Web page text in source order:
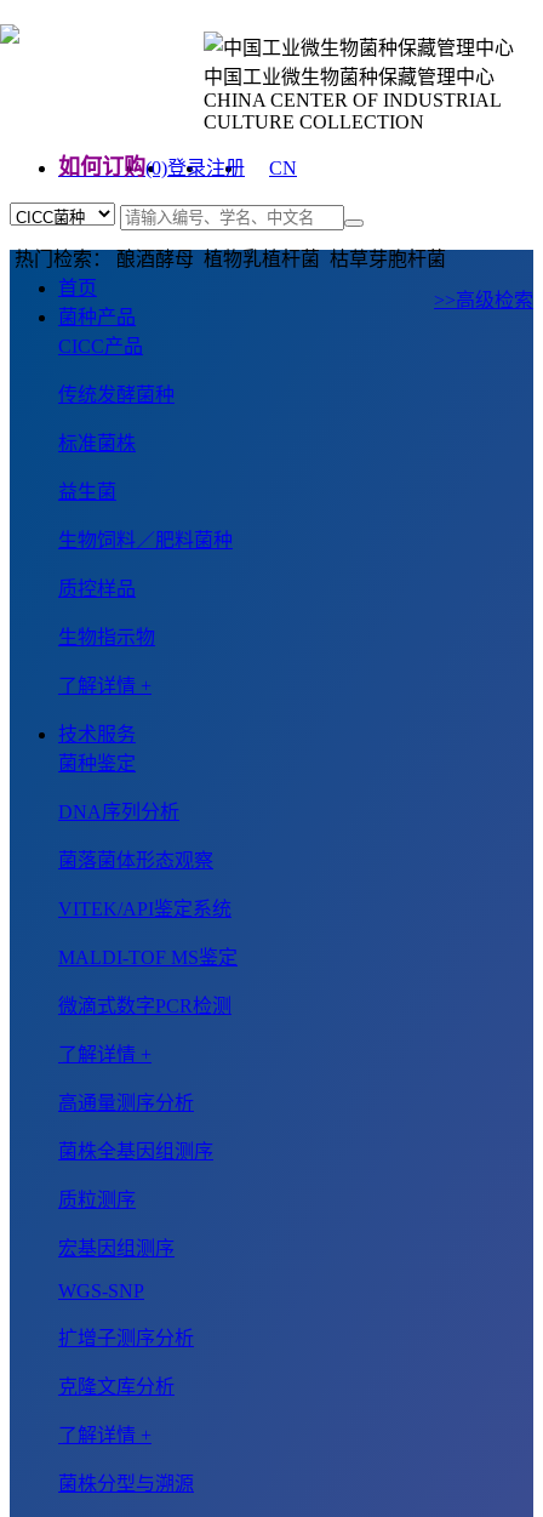
中国工业微生物菌种保藏管理中心
CHINA CENTER OF INDUSTRIAL
CULTURE COLLECTION
如何订购(0)登录注册
CN
热门检索： 酿酒酵母 植物乳植杆菌 枯草芽胞杆菌
>>高级检索
首页
菌种产品
CICC产品
传统发酵菌种
标准菌株
益生菌
生物饲料／肥料菌种
质控样品
生物指示物
了解详情 +
技术服务
菌种鉴定
DNA序列分析
菌落菌体形态观察
VITEK/API鉴定系统
MALDI-TOF MS鉴定
微滴式数字PCR检测
了解详情 +
高通量测序分析
菌株全基因组测序
质粒测序
宏基因组测序
WGS-SNP
扩增子测序分析
克隆文库分析
了解详情 +
菌株分型与溯源